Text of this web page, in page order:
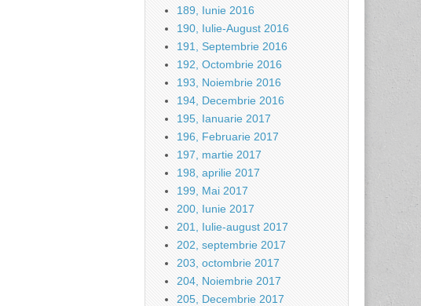
189, Iunie 2016
190, Iulie-August 2016
191, Septembrie 2016
192, Octombrie 2016
193, Noiembrie 2016
194, Decembrie 2016
195, Ianuarie 2017
196, Februarie 2017
197, martie 2017
198, aprilie 2017
199, Mai 2017
200, Iunie 2017
201, Iulie-august 2017
202, septembrie 2017
203, octombrie 2017
204, Noiembrie 2017
205, Decembrie 2017